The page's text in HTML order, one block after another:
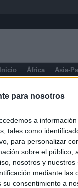
para nosotros
a
tales como
para personalizar
sobre el público,
nosotros y
mediante las
consentimiento a
Inicio África Asia-